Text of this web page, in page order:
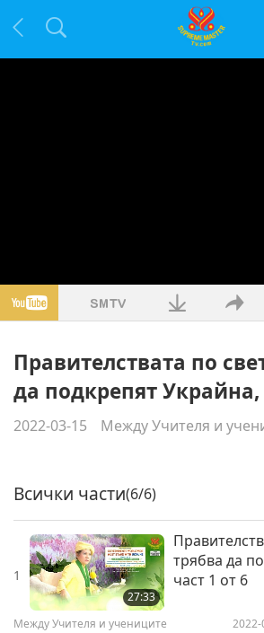
Правителствата по
да подкрепят Украйна,
2022-03-15 Между Учителя и
Всички части(6/6)
1
27:33
трябва да
част 1 от 6
Между Учителя и учениците